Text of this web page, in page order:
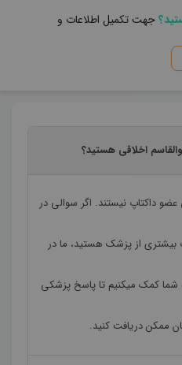
جهت تکمیل اطلاعات و
اخلاقی هستید؟
عضو داکتاپ نیستند. اگر سوالی در
بیشتری از پزشک هستید، ما در
کمک میکنیم تا پاسخ پزشکی
ممکن دریافت کنید.